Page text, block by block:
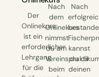
Der
Onlinekurs
ist ein
erforderlicher
Lehrgang
für die
Nach
dem
Onlinekurs
nimmst
du am
beim
Nach
kannst
du dir
deinen